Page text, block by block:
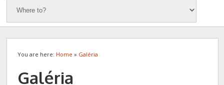
You are here: Home » Galéria
Galéria